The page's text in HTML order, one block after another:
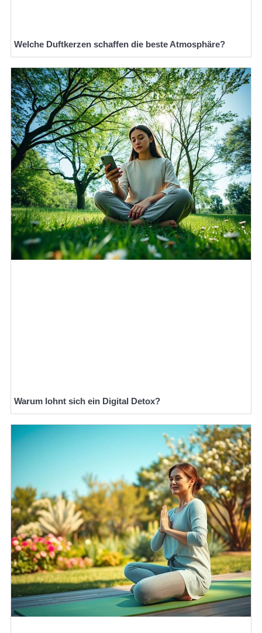
Welche Duftkerzen schaffen die beste Atmosphäre?
Warum lohnt sich ein Digital Detox?